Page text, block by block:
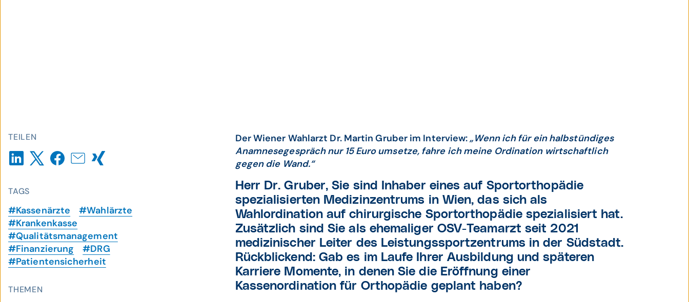
TEILEN
TAGS
#Kassenärzte
#Wahlärzte
#Krankenkasse
#Qualitätsmanagement
#Finanzierung
#DRG
#Patientensicherheit
THEMEN
Der Wiener Wahlarzt Dr. Martin Gruber im Interview:„Wenn ich für ein halbstündiges
Anamnesegespräch nur 15 Euro umsetze, fahre ich meine Ordination wirtschaftlich
gegen die Wand.“
Herr Dr. Gruber, Sie sind Inhaber eines auf Sportorthopädie
spezialisierten Medizinzentrums in Wien, das sich als
Wahlordination auf chirurgische Sportorthopädie spezialisiert hat.
Zusätzlich sind Sie als ehemaliger OSV-Teamarzt seit 2021
medizinischer Leiter des Leistungssportzentrums in der Südstadt.
Rückblickend: Gab es im Laufe Ihrer Ausbildung und späteren
Karriere Momente, in denen Sie die Eröffnung einer
Kassenordination für Orthopädie geplant haben?